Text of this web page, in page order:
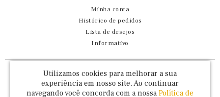
Minha conta
Histórico de pedidos
Lista de desejos
Informativo
Fernando Maluhy Cia Ltda - CNPJ: 60.458.825/0001-86
Rua Dr Euclydes da Cunha, 47 - Brás - São Paulo / SP - CEP 03016-030
Utilizamos cookies para melhorar a sua
experiência em nosso site. Ao continuar
navegando você concorda com a nossa Política de